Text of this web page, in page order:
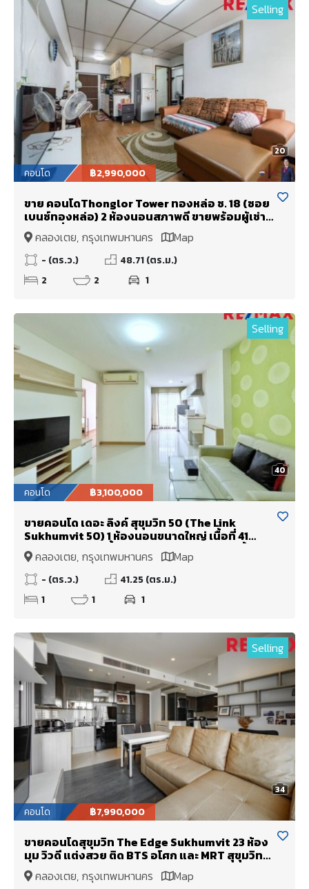
20
Selling
คอนโด ฿2,990,000
ขาย คอนโดThonglor Tower ทองหล่อ ซ. 18 (ซอย
เบนซ์ทองหล่อ) 2 ห้องนอนสภาพดี ขายพร้อมผู้เช่า
ราคาดีที่สุดในโครงการ
คลองเตย, กรุงเทพมหานคร Map
- (ตร.ว.)
48.71 (ตร.ม.)
2
2 1
40
Selling
คอนโด ฿3,100,000
ขายคอนโด เดอะ ลิงค์ สุขุมวิท 50 (The Link
Sukhumvit 50) 1 ห้องนอนขนาดใหญ่ เนื้อที่ 41
ตร.ม., วิวสระว่ายน้ำ Fully Furnished พร้อมหิ้ว
กระเป๋าเข้าอยู่ » ใกล้ BTS อ่อนนุช เพียง 500 เมตร
คลองเตย, กรุงเทพมหานคร Map
- (ตร.ว.)
41.25 (ตร.ม.)
1
1 1
34
Selling
คอนโด ฿7,990,000
ขายคอนโดสุขุมวิท The Edge Sukhumvit 23 ห้อง
มุม วิวดี แต่งสวย ติด BTS อโศก และ MRT สุขุมวิท
(เช่า 30,000/เดือน)
คลองเตย, กรุงเทพมหานคร Map